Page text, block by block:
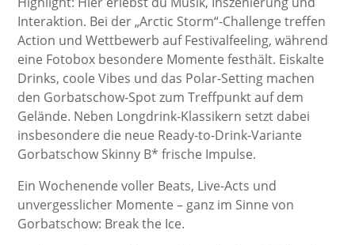
Interaktion. Bei der „Arctic Storm“-Challenge treffen
Action und Wettbewerb auf Festivalfeeling, während
eine Fotobox besondere Momente festhält. Eiskalte
Drinks, coole Vibes und das Polar-Setting machen
den Gorbatschow-Spot zum Treffpunkt auf dem
Gelände. Neben Longdrink-Klassikern setzt dabei
insbesondere die neue Ready-to-Drink-Variante
Gorbatschow Skinny B* frische Impulse.
Ein Wochenende voller Beats, Live-Acts und
unvergesslicher Momente – ganz im Sinne von
Gorbatschow: Break the Ice.